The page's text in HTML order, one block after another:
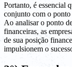
Portanto, é essencial
conjunto com o
Ao analisar o ponto
financeiras, as
de sua posição
impulsionem o